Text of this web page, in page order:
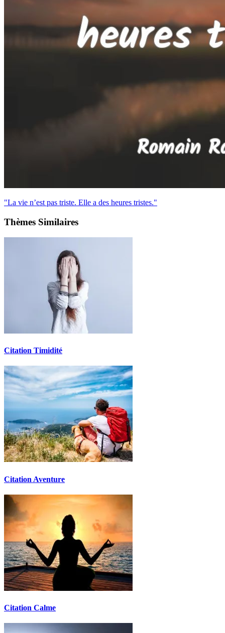
"La vie n’est pas triste. Elle a des heures tristes."
Thèmes Similaires
Citation Timidité
Citation Aventure
Citation Calme